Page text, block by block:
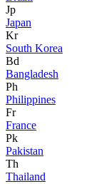
Jp
Japan
Kr
South Korea
Bd
Bangladesh
Ph
Philippines
Fr
France
Pk
Pakistan
Th
Thailand